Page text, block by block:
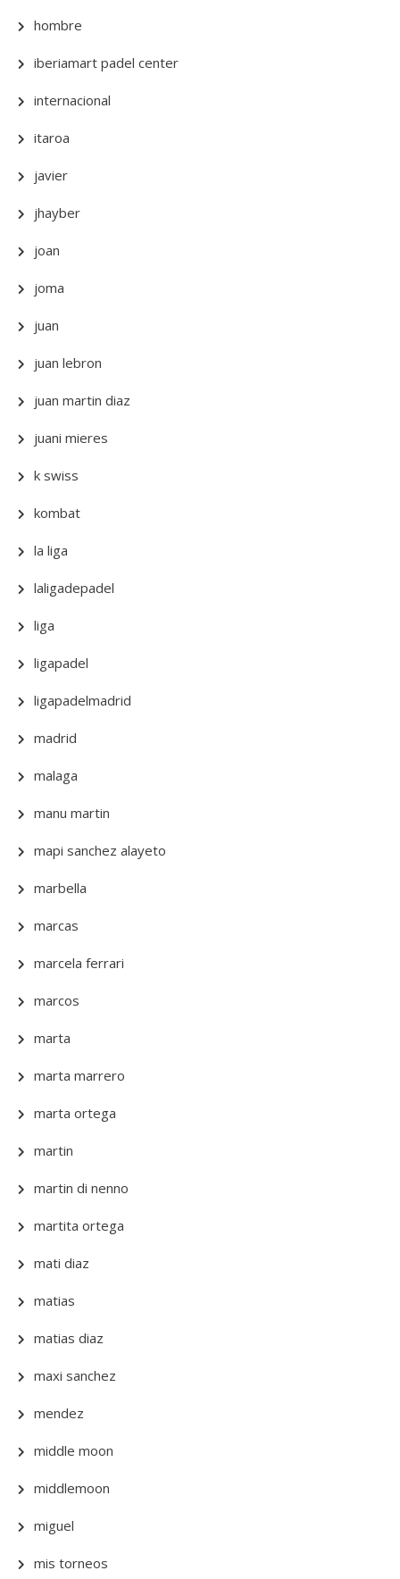
hombre
iberiamart padel center
internacional
itaroa
javier
jhayber
joan
joma
juan
juan lebron
juan martin diaz
juani mieres
k swiss
kombat
la liga
laligadepadel
liga
ligapadel
ligapadelmadrid
madrid
malaga
manu martin
mapi sanchez alayeto
marbella
marcas
marcela ferrari
marcos
marta
marta marrero
marta ortega
martin
martin di nenno
martita ortega
mati diaz
matias
matias diaz
maxi sanchez
mendez
middle moon
middlemoon
miguel
mis torneos